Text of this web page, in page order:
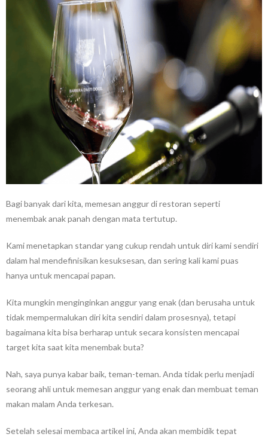
Bagi banyak dari kita, memesan anggur di restoran seperti
menembak anak panah dengan mata tertutup.
Kami menetapkan standar yang cukup rendah untuk diri kami sendiri
dalam hal mendefinisikan kesuksesan, dan sering kali kami puas
hanya untuk mencapai papan.
Kita mungkin menginginkan anggur yang enak (dan berusaha untuk
tidak mempermalukan diri kita sendiri dalam prosesnya), tetapi
bagaimana kita bisa berharap untuk secara konsisten mencapai
target kita saat kita menembak buta?
Nah, saya punya kabar baik, teman-teman. Anda tidak perlu menjadi
seorang ahli untuk memesan anggur yang enak dan membuat teman
makan malam Anda terkesan.
Setelah selesai membaca artikel ini, Anda akan membidik tepat